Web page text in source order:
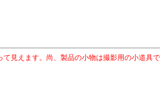
見えます。尚、製品の小物は撮影用の小道具で